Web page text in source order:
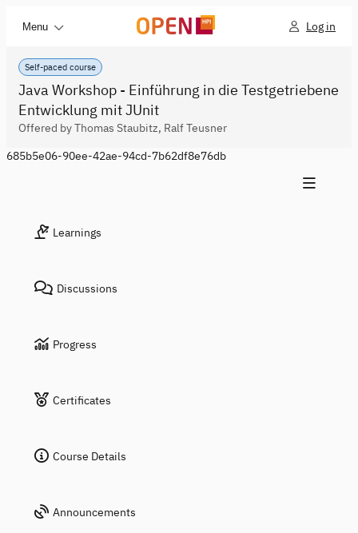
Menu Log in
Self-paced course
Java Workshop - Einführung in die Testgetriebene
Entwicklung mit JUnit
Offered by Thomas Staubitz, Ralf Teusner
685b5e06-90ee-42ae-94cd-7b62df8e76db
Learnings
Discussions
Progress
Certificates
Course Details
Announcements